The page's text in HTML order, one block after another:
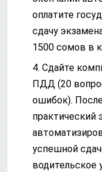
оплатите
сдачу
1500 сомов в
4. Сдайте
ПДД (20
ошибок).
практический
успешной
водительское